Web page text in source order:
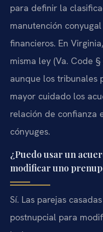
para definir la
manutención
financieros. En
misma ley (Va. Code
aunque los tribunales
mayor cuidado los
relación de confianza
cónyuges.
¿Puedo usar un
modificar uno
Sí. Las parejas
postnupcial para